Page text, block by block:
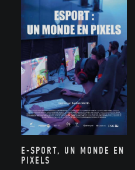
E-SPORT, UN MONDE EN
PIXELS